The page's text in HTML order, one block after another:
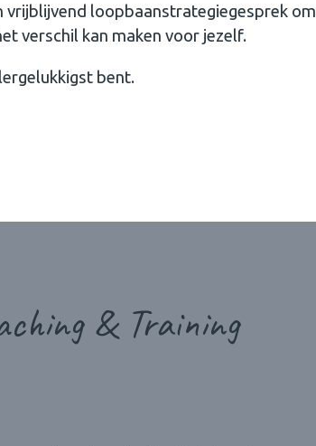
vrijblijvend loopbaanstrategiegesprek om
verschil kan maken voor jezelf.
bent.
& Training